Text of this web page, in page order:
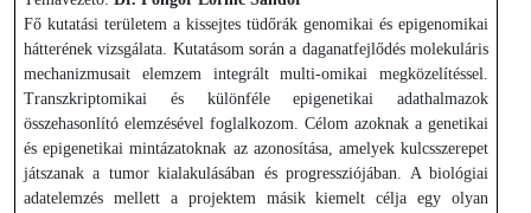
Fő kutatási területem a kissejtes tüdőrák genomikai és epigenomikai
hátterének vizsgálata. Kutatásom során a daganatfejlődés molekuláris
mechanizmusait elemzem integrált multi-omikai megközelítéssel.
Transzkriptomikai és különféle epigenetikai adathalmazok
összehasonlító elemzésével foglalkozom. Célom azoknak a genetikai
és epigenetikai mintázatoknak az azonosítása, amelyek kulcsszerepet
játszanak a tumor kialakulásában és progressziójában. A biológiai
adatelemzés mellett a projektem másik kiemelt célja egy olyan